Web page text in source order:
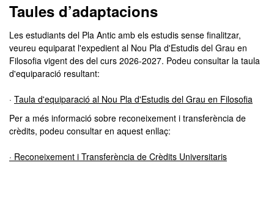
Taules d’adaptacions
Les estudiants del Pla Antic amb els estudis sense finalitzar,
veureu equiparat l'expedient al Nou Pla d'Estudis del Grau en
Filosofia vigent des del curs 2026-2027. Podeu consultar la taula
d'equiparació resultant:
· Taula d'equiparació al Nou Pla d'Estudis del Grau en Filosofia
Per a més informació sobre reconeixement i transferència de
crèdits, podeu consultar en aquest enllaç:
· Reconeixement i Transferència de Crèdits Universitaris